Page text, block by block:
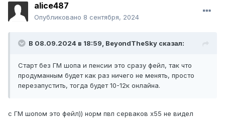
alice487
Опубликовано 8 сентября, 2024
В 08.09.2024 в 18:59, BeyondTheSky сказал:
Старт без ГМ шопа и пенсии это сразу фейл, так что
продуманным будет как раз ничего не менять, просто
перезапустить, тогда будет 10-12к онлайна.
с ГМ шопом это фейл)) норм пвп серваков х55 не видел